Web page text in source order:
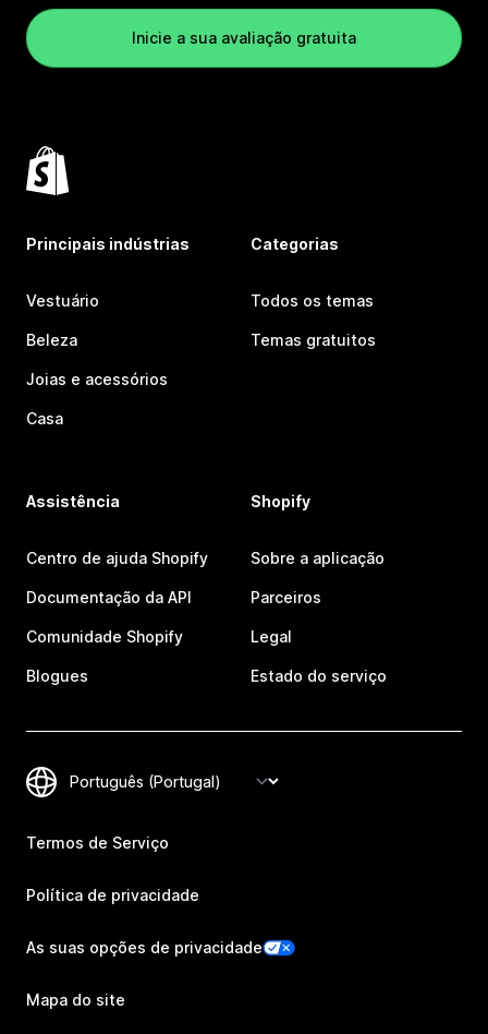
Inicie a sua avaliação gratuita
Principais indústrias
Vestuário
Beleza
Joias e acessórios
Casa
Categorias
Todos os temas
Temas gratuitos
Assistência
Centro de ajuda Shopify
Documentação da API
Comunidade Shopify
Blogues
Shopify
Sobre a aplicação
Parceiros
Legal
Estado do serviço
Termos de Serviço
Política de privacidade
As suas opções de privacidade
Mapa do site